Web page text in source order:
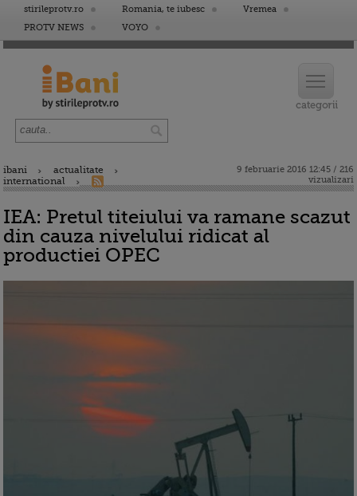
stirileprotv.ro Romania, te iubesc
Vremea
PROTV NEWS
VOYO
ibani
actualitate
international
9 februarie 2016 12:45 / 216
vizualizari
IEA: Pretul titeiului va ramane scazut
din cauza nivelului ridicat al
productiei OPEC